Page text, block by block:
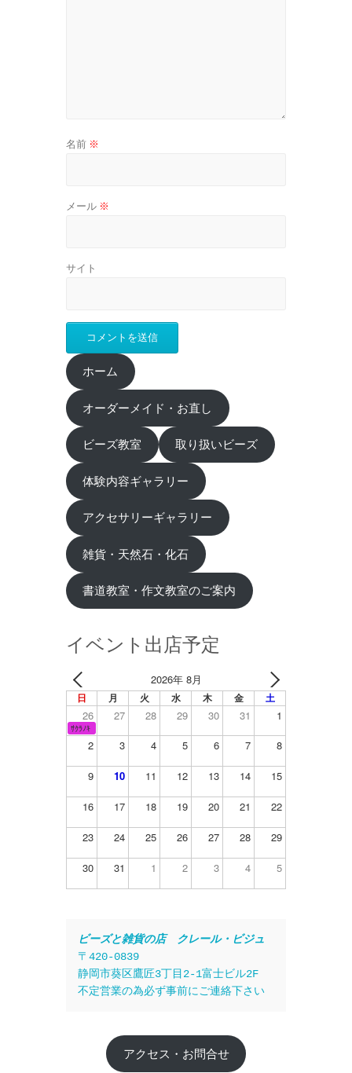
名前 ※
メール ※
サイト
ホーム
オーダーメイド・お直し
ビーズ教室 取り扱いビーズ
体験内容ギャラリー
アクセサリーギャラリー
雑貨・天然石・化石
書道教室・作文教室のご案内
イベント出店予定
2026年 8月
日 月 火 水 木 金 土
26 27 28 29 30 31 1
ｻｸﾗﾉｷ
2 3 4 5 6 7 8
9 10 11 12 13 14 15
16 17 18 19 20 21 22
23 24 25 26 27 28 29
30 31 1 2 3 4 5
ビーズと雑貨の店　クレール・ビジュ
〒420-0839
静岡市葵区鷹匠3丁目2-1富士ビル2F
不定営業の為必ず事前にご連絡下さい
アクセス・お問合せ